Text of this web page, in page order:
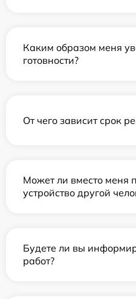
Каким образом меня
готовности?
От чего зависит срок
Может ли вместо меня
устройство другой
Будете ли вы
работ?